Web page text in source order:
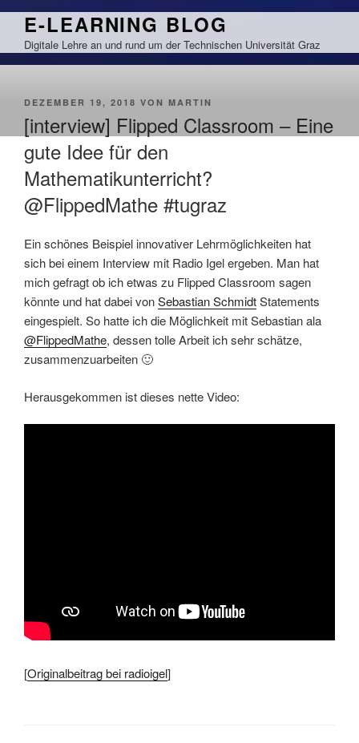
Zum
springen
E-LEARNING BLOG
Digitale Lehre an und rund um der Technischen Universität Graz
VERÖFFENTLICHT
DEZEMBER 19, 2018 VON MARTIN
[interview] Flipped Classroom – Eine
gute Idee für den
Mathematikunterricht?
@FlippedMathe #tugraz
Ein schönes Beispiel innovativer Lehrmöglichkeiten hat
sich bei einem Interview mit Radio Igel ergeben. Man hat
mich gefragt ob ich etwas zu Flipped Classroom sagen
könnte und hat dabei vonSebastian SchmidtStatements
eingespielt. So hatte ich die Möglichkeit mit Sebastian ala
@FlippedMathe, dessen tolle Arbeit ich sehr schätze,
zusammenzuarbeiten 🙂
Herausgekommen ist dieses nette Video:
[Originalbeitrag bei radioigel]